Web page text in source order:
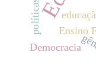
Ensino
Democracia